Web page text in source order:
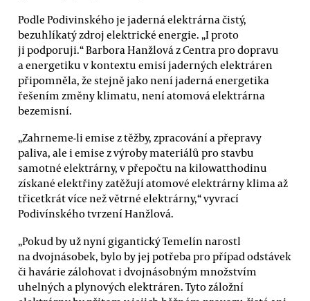
Podle Podivinského je jaderná elektrárna čistý,
bezuhlíkatý zdroj elektrické energie. „I proto
ji podporuji.“ Barbora Hanžlová z Centra pro dopravu
a energetiku v kontextu emisí jaderných elektráren
připomněla, že stejně jako není jaderná energetika
řešením změny klimatu, není atomová elektrárna
bezemisní.
„Zahrneme-li emise z těžby, zpracování a přepravy
paliva, ale i emise z výroby materiálů pro stavbu
samotné elektrárny, v přepočtu na kilowatthodinu
získané elektřiny zatěžují atomové elektrárny klima až
třicetkrát více než větrné elektrárny,“ vyvrací
Podivínského tvrzení Hanžlová.
„Pokud by už nyní gigantický Temelín narostl
na dvojnásobek, bylo by jej potřeba pro případ odstávek
či havárie zálohovat i dvojnásobným množstvím
uhelných a plynových elektráren. Tyto záložní